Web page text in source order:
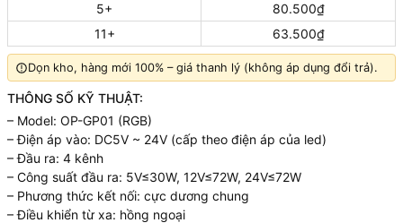
5+
80.500₫
11+
63.500₫
Dọn kho, hàng mới 100% – giá thanh lý (không áp dụng đổi trả).
THÔNG SỐ KỸ THUẬT:
– Model: OP-GP01 (RGB)
– Điện áp vào: DC5V ~ 24V (cấp theo điện áp của led)
– Đầu ra: 4 kênh
– Công suất đầu ra: 5V≤30W, 12V≤72W, 24V≤72W
– Phương thức kết nối: cực dương chung
– Điều khiển từ xa: hồng ngoại